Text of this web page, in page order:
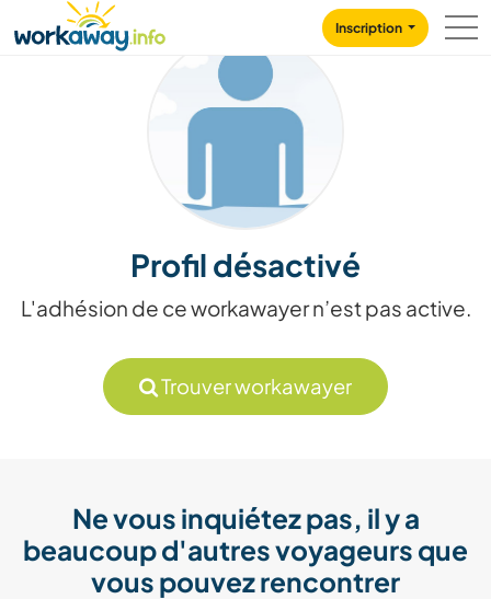
CONTENT
MAIN NAVIGATION
Inscription
Profil désactivé
L'adhésion de ce workawayer n’est pas active.
Trouver workawayer
Ne vous inquiétez pas, il y a
beaucoup d'autres voyageurs que
vous pouvez rencontrer